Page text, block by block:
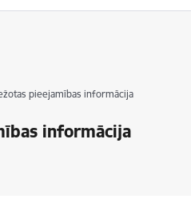
pieejamības informācija
informācija